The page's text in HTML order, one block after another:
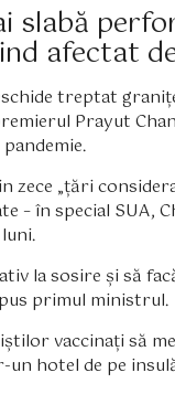
slabă
afectat
treptat
Prayut
„țări
– în special SUA,
la sosire și să
primul ministrul.
vaccinați să
hotel de pe